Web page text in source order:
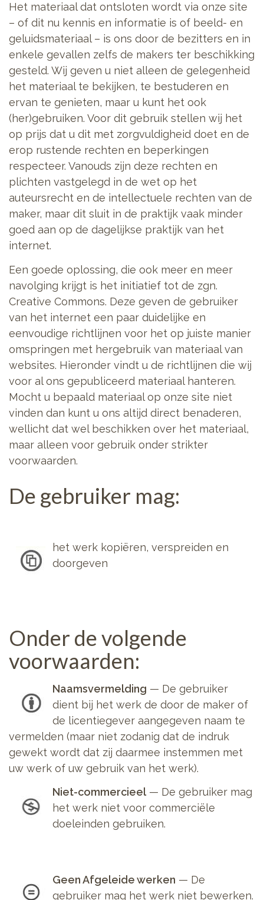
Het materiaal dat ontsloten wordt via onze site
– of dit nu kennis en informatie is of beeld- en
geluidsmateriaal – is ons door de bezitters en in
enkele gevallen zelfs de makers ter beschikking
gesteld. Wij geven u niet alleen de gelegenheid
het materiaal te bekijken, te bestuderen en
ervan te genieten, maar u kunt het ook
(her)gebruiken. Voor dit gebruik stellen wij het
op prijs dat u dit met zorgvuldigheid doet en de
erop rustende rechten en beperkingen
respecteer. Vanouds zijn deze rechten en
plichten vastgelegd in de wet op het
auteursrecht en de intellectuele rechten van de
maker, maar dit sluit in de praktijk vaak minder
goed aan op de dagelijkse praktijk van het
internet.
Een goede oplossing, die ook meer en meer
navolging krijgt is het initiatief tot de zgn.
Creative Commons. Deze geven de gebruiker
van het internet een paar duidelijke en
eenvoudige richtlijnen voor het op juiste manier
omspringen met hergebruik van materiaal van
websites. Hieronder vindt u de richtlijnen die wij
voor al ons gepubliceerd materiaal hanteren.
Mocht u bepaald materiaal op onze site niet
vinden dan kunt u ons altijd direct benaderen,
wellicht dat wel beschikken over het materiaal,
maar alleen voor gebruik onder strikter
voorwaarden.
De gebruiker mag:
het werk kopiëren, verspreiden en
doorgeven
Onder de volgende
voorwaarden:
Naamsvermelding — De gebruiker
dient bij het werk de door de maker of
de licentiegever aangegeven naam te
vermelden (maar niet zodanig dat de indruk
gewekt wordt dat zij daarmee instemmen met
uw werk of uw gebruik van het werk).
Niet-commercieel— De gebruiker mag
het werk niet voor commerciële
doeleinden gebruiken.
Geen Afgeleide werken — De
gebruiker mag het werk niet bewerken.